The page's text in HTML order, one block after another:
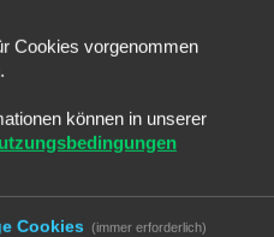
Industrie|Gewerbe gehört
Cookies vorgenommen
können in unserer
Cookies (immer erforderlich)